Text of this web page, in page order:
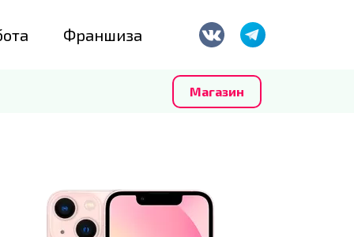
Франшиза
Магазин